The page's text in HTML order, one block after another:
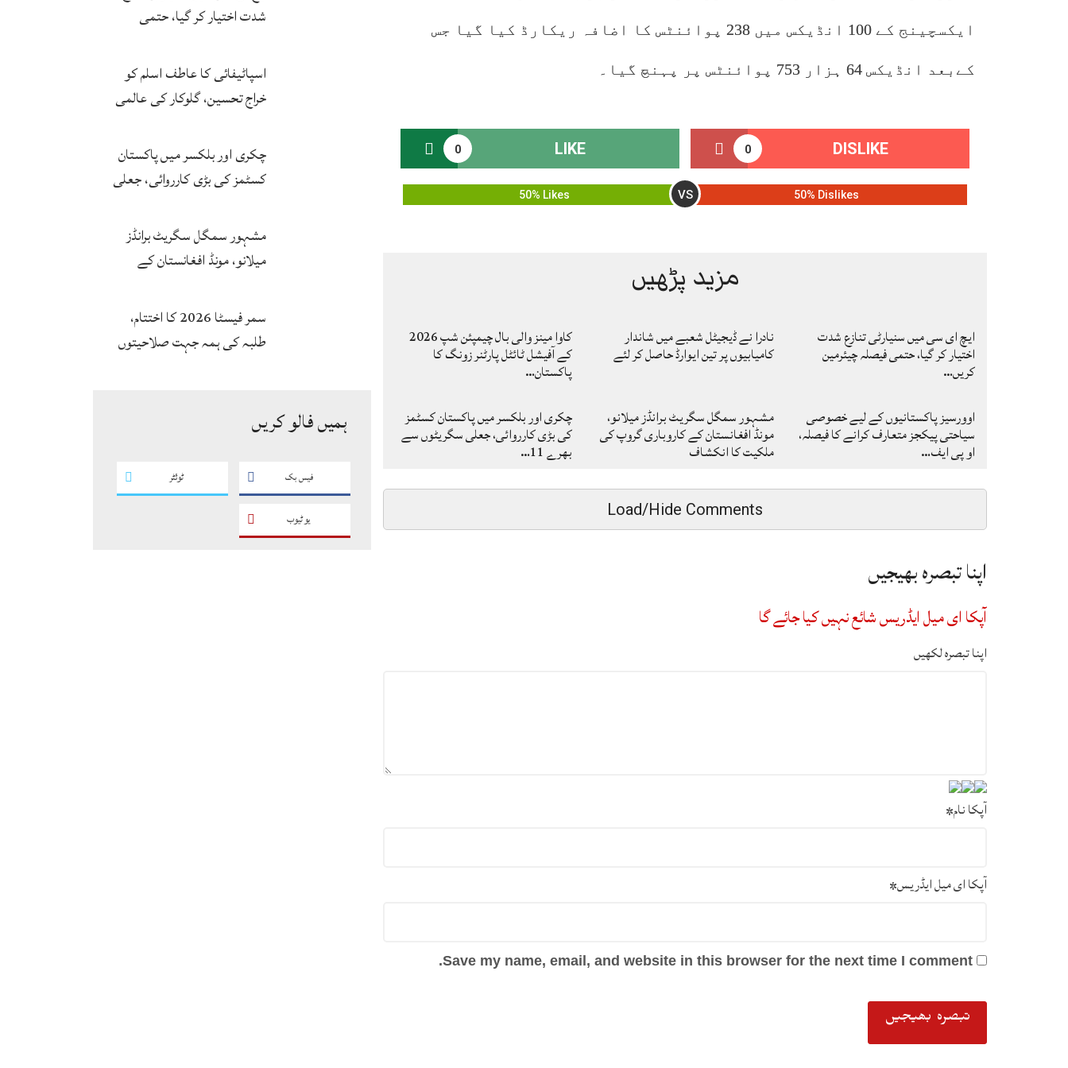
شدت اختیار کر گیا، حتمی
اسپاٹیفائی کا عاطف اسلم کو
خراج تحسین، گلوکار کی عالمی
چکری اور بلکسر میں پاکستان
کسٹمز کی بڑی کارروائی، جعلی
ضبط
مشہور سمگل سگریٹ برانڈز
میلانو، مونڈ افغانستان کے
انکشاف
سمر فیسٹا 2026 کا اختتام،
طلبہ کی ہمہ جہت صلاحیتوں
ہمیں فالو کریں
فیس بک ٹوئٹر
یو ٹیوب
ایکسچینج کے 100 انڈیکس میں 238 پوائنٹس کا اضافہ ریکارڈ کیا گیا جس
کےبعد انڈیکس 64 ہزار 753 پوائنٹس پر پہنچ گیا۔
0 LIKE 0 DISLIKE
50% Likes VS 50% Dislikes
مزید پڑھیں
کاوا مینز والی بال چیمپئن شپ 2026
کے آفیشل ٹائٹل پارٹنر زونگ کا
پاکستان…
نادرا نے ڈیجیٹل شعبے میں شاندار
کامیابیوں پر تین ایوارڈ حاصل کر لئے
ایچ ای سی میں سنیارٹی تنازع شدت
اختیار کر گیا، حتمی فیصلہ چیئرمین
کریں…
چکری اور بلکسر میں پاکستان کسٹمز
کی بڑی کارروائی، جعلی سگریٹوں سے
بھرے 11…
مشہور سمگل سگریٹ برانڈز میلانو،
مونڈ افغانستان کے کاروباری گروپ کی
ملکیت کا انکشاف
اوورسیز پاکستانیوں کے لیے خصوصی
سیاحتی پیکجز متعارف کرانے کا فیصلہ،
او پی ایف…
Load/Hide Comments
اپنا تبصرہ بھیجیں
آپکا ای میل ایڈریس شائع نہیں کیا جائے گا
اپنا تبصرہ لکھیں
آپکا نام*
آپکا ای میل ایڈریس*
Save my name, email, and website in this browser for the next time I comment.